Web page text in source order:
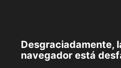
Desgraciadamente,
navegador está